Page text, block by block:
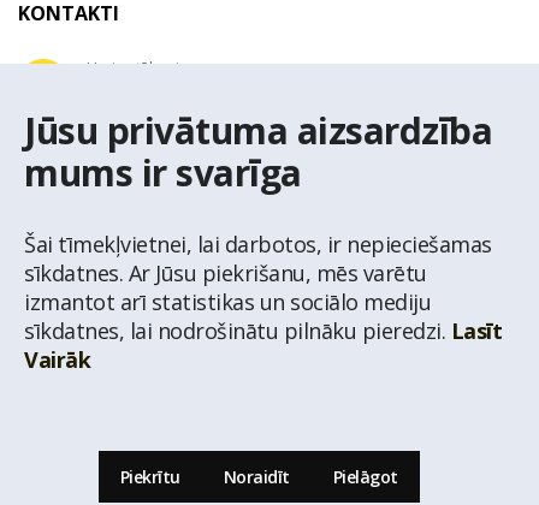
Jūsu privātuma aizsardzība
mums ir svarīga
Šai tīmekļvietnei, lai darbotos, ir nepieciešamas
sīkdatnes. Ar Jūsu piekrišanu, mēs varētu
izmantot arī statistikas un sociālo mediju
sīkdatnes, lai nodrošinātu pilnāku pieredzi. Lasīt
Vairāk
Piekrītu Noraidīt Pielāgot
© Nekustamo īpašumu aģentūra Latio.
KONTAKTI
Uzziņu tālrunis
E-pasta adrese
latio@latio.lv